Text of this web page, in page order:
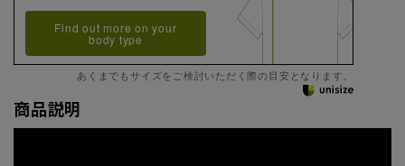
Find out more on your
body type
あくまでもサイズをご検討いただく際の目安となります。
商品説明